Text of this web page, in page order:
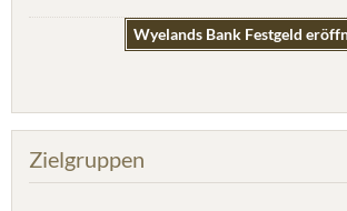
Wyelands Bank Festgeld
Zielgruppen